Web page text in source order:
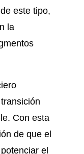
este tipo,
la
Con esta
de que el
el